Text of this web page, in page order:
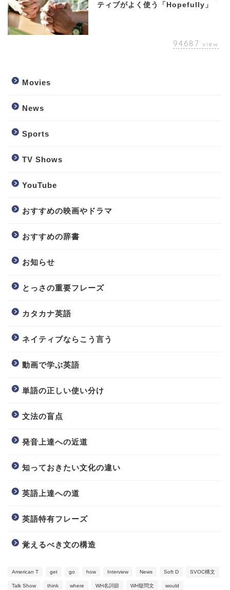
ティブがよく使う「Hopefully」
94687 view
Movies
News
Sports
TV Shows
YouTube
おすすめの映画やドラマ
おすすめの辞書
お知らせ
とっさの重要フレーズ
カタカナ英語
ネイティブならこう言う
動画で学ぶ英語
単語の正しい使い分け
文法の盲点
発音上達への近道
知っておきたい文化の違い
英語上達への道
英語特有フレーズ
覚えるべき文の構造
American T get go how Interview News Soft D SVOC構文
Talk Show think where WH名詞節 WH疑問文 would